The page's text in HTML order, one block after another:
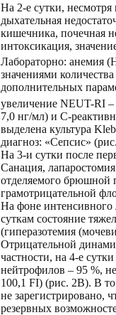
На 2-е сутки, несмотря
дыхательная
кишечника, почечная
интоксикация,
Лабораторно: анемия
значениями
дополнительных
увеличение NEUT-RI
7,0 нг/мл) и С-
выделена культура
диагноз: «Сепсис»
На 3-и сутки после
Санация,
отделяемого брюшной
грамотрицательной
На фоне интенсивного
суткам состояние
(гиперазотемия
Отрицательной
частности, на 4-е
нейтрофилов – 95 %,
100,1 FI) (рис. 2В). В
не зарегистрировано,
резервных